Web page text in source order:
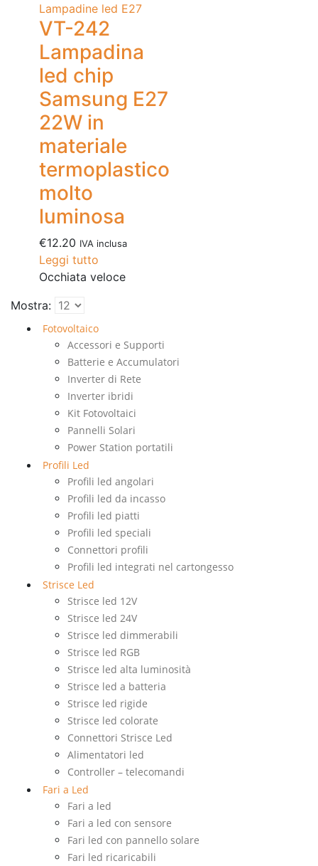
Lampadine led E27
VT-242
Lampadina
led chip
Samsung E27
22W in
materiale
termoplastico
molto
luminosa
€12.20 IVA inclusa
Leggi tutto
Occhiata veloce
Mostra:
Fotovoltaico
Accessori e Supporti
Batterie e Accumulatori
Inverter di Rete
Inverter ibridi
Kit Fotovoltaici
Pannelli Solari
Power Station portatili
Profili Led
Profili led angolari
Profili led da incasso
Profili led piatti
Profili led speciali
Connettori profili
Profili led integrati nel cartongesso
Strisce Led
Strisce led 12V
Strisce led 24V
Strisce led dimmerabili
Strisce led RGB
Strisce led alta luminosità
Strisce led a batteria
Strisce led rigide
Strisce led colorate
Connettori Strisce Led
Alimentatori led
Controller – telecomandi
Fari a Led
Fari a led
Fari a led con sensore
Fari led con pannello solare
Fari led ricaricabili